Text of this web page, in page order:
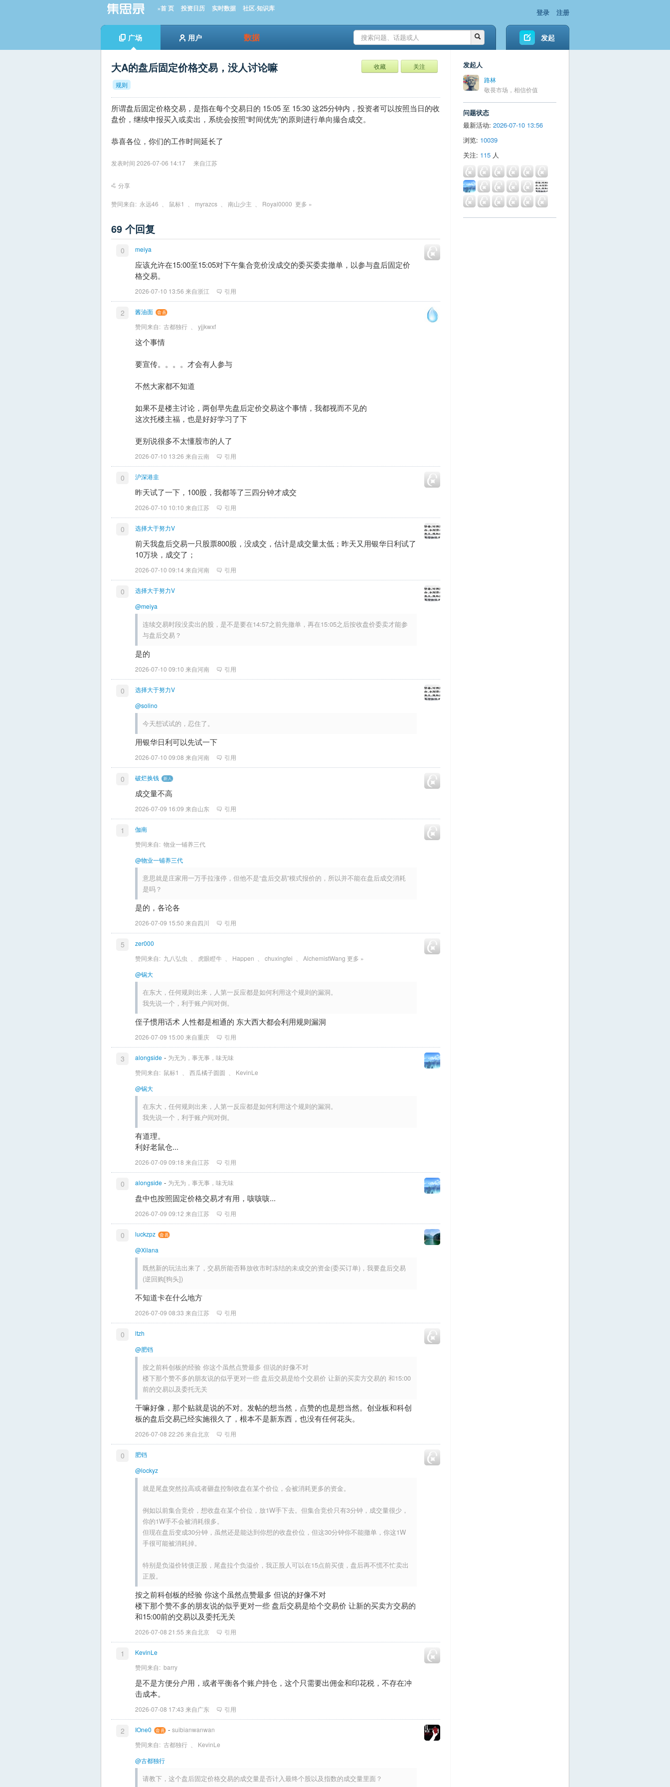
»首 页 投资日历 实时数据 社区-知识库 登录 注册
广场 用户 数据 发起
大A的盘后固定价格交易，没人讨论嘛 收藏 关注
规则
所谓盘后固定价格交易，是指在每个交易日的 15:05 至 15:30 这25分钟内，投资者可以按照当日的收
盘价，继续申报买入或卖出，系统会按照“时间优先”的原则进行单向撮合成交。
恭喜各位，你们的工作时间延长了
发表时间 2026-07-06 14:17 来自江苏
分享
赞同来自: 永远46 鼠标1 myrazcs 南山少主 Royal0000 更多 »
69 个回复
0 meiya
应该允许在15:00至15:05对下午集合竞价没成交的委买委卖撤单，以参与盘后固定价
格交易。
2026-07-10 13:56 来自浙江 引用
2
酱油面
赞同来自: 古都独行 yjjkwxf
这个事情
要宣传。。。。才会有人参与
不然大家都不知道
如果不是楼主讨论，两创早先盘后定价交易这个事情，我都视而不见的
这次托楼主福，也是好好学习了下
更别说很多不太懂股市的人了
2026-07-10 13:26 来自云南 引用
0 沪深港韭
昨天试了一下，100股，我都等了三四分钟才成交
2026-07-10 10:10 来自江苏 引用
0 选择大于努力V
前天我盘后交易一只股票800股，没成交，估计是成交量太低；昨天又用银华日利试了
10万块，成交了；
2026-07-10 09:14 来自河南 引用
0
选择大于努力V
@meiya
连续交易时段没卖出的股，是不是要在14:57之前先撤单，再在15:05之后按收盘价委卖才能参
与盘后交易？
是的
2026-07-10 09:10 来自河南 引用
0
选择大于努力V
@solino
今天想试试的，忍住了。
用银华日利可以先试一下
2026-07-10 09:08 来自河南 引用
0 破烂换钱
成交量不高
2026-07-09 16:09 来自山东 引用
1
伽南
赞同来自: 物业一铺养三代
@物业一铺养三代
意思就是庄家用一万手拉涨停，但他不是“盘后交易”模式报价的，所以并不能在盘后成交消耗
是吗？
是的，各论各
2026-07-09 15:50 来自四川 引用
5
zer000
赞同来自: 九八弘虫 虎眼瞪牛 Happen chuxingfei AlchemistWang 更多 »
@锅大
在东大，任何规则出来，人第一反应都是如何利用这个规则的漏洞。
我先说一个，利于账户间对倒。
侄子惯用话术 人性都是相通的 东大西大都会利用规则漏洞
2026-07-09 15:00 来自重庆 引用
3 alongside - 为无为，事无事，味无味
赞同来自: 鼠标1 西瓜橘子圆圆
KevinLe
@锅大
在东大，任何规则出来，人第一反应都是如何利用这个规则的漏洞。
我先说一个，利于账户间对倒。
有道理。
利好老鼠仓...
2026-07-09 09:18 来自江苏 引用
0 alongside - 为无为，事无事，味无味
盘中也按照固定价格交易才有用，咳咳咳...
2026-07-09 09:12 来自江苏 引用
0
luckzpz
@Xilana
既然新的玩法出来了，交易所能否释放收市时冻结的未成交的资金(委买订单)，我要盘后交易
(逆回购[狗头])
不知道卡在什么地方
2026-07-09 08:33 来自江苏 引用
0
ltzh
@肥铛
按之前科创板的经验 你这个虽然点赞最多 但说的好像不对
楼下那个赞不多的朋友说的似乎更对一些 盘后交易是给个交易价 让新的买卖方交易的 和15:00
前的交易以及委托无关
干嘛好像，那个贴就是说的不对。发帖的想当然，点赞的也是想当然。创业板和科创
板的盘后交易已经实施很久了，根本不是新东西，也没有任何花头。
2026-07-08 22:26 来自北京 引用
0
肥铛
@lockyz
就是尾盘突然拉高或者砸盘控制收盘在某个价位，会被消耗更多的资金。
例如以前集合竞价，想收盘在某个价位，放1W手下去。但集合竞价只有3分钟，成交量很少，
你的1W手不会被消耗很多。
但现在盘后变成30分钟，虽然还是能达到你想的收盘价位，但这30分钟你不能撤单，你这1W
手很可能被消耗掉。
特别是负溢价转债正股，尾盘拉个负溢价，我正股人可以在15点前买债，盘后再不慌不忙卖出
正股。
按之前科创板的经验 你这个虽然点赞最多 但说的好像不对
楼下那个赞不多的朋友说的似乎更对一些 盘后交易是给个交易价 让新的买卖方交易的
和15:00前的交易以及委托无关
2026-07-08 21:55 来自北京 引用
1
KevinLe
赞同来自: barry
是不是方便分户用，或者平衡各个账户持仓，这个只需要出佣金和印花税，不存在冲
击成本。
2026-07-08 17:43 来自广东 引用
2 IOne0 - suibianwanwan
赞同来自: 古都独行
KevinLe
@古都独行
请教下，这个盘后固定价格交易的成交量是否计入最终个股以及指数的成交量里面？
发起人
路林
敬畏市场，相信价值
问题状态
最新活动: 2026-07-10 13:56
浏览: 10039
关注: 115 人